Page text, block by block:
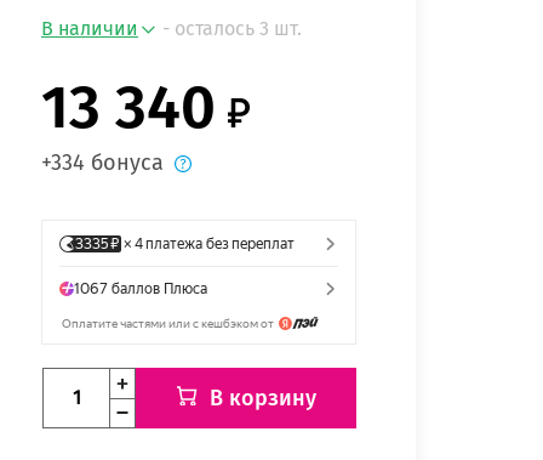
В наличии - осталось 3 шт.
13 340
+334 бонуса
В корзину